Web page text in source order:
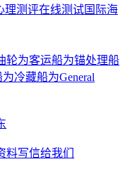
理测评在线测试国际海
轮为客运船为锚处理船
为冷藏船为General
料写信给我们